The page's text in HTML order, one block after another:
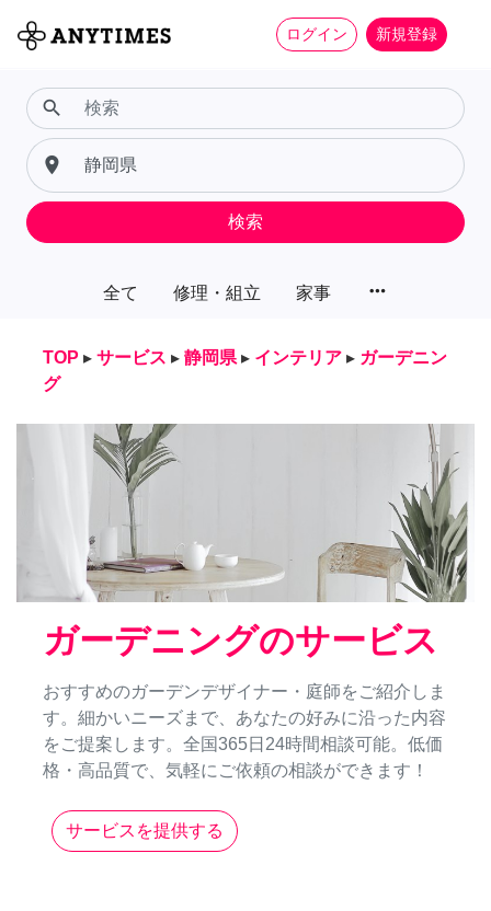
ログイン 新規登録
全て 修理・組立 家事 more_horiz
search
place
検索
TOP ▸ サービス ▸ 静岡県 ▸ インテリア ▸ ガーデニン
グ
ガーデニングのサービス
おすすめのガーデンデザイナー・庭師をご紹介しま
す。細かいニーズまで、あなたの好みに沿った内容
をご提案します。全国365日24時間相談可能。低価
格・高品質で、気軽にご依頼の相談ができます！
サービスを提供する